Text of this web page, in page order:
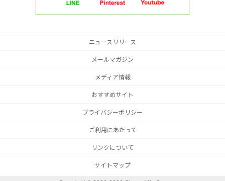
ニュースリリース
メールマガジン
メディア情報
おすすめサイト
プライバシーポリシー
ご利用にあたって
リンクについて
サイトマップ